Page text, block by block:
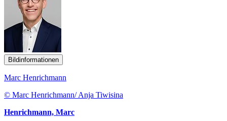
Bildinformationen
Marc Henrichmann
© Marc Henrichmann/ Anja Tiwisina
Henrichmann, Marc